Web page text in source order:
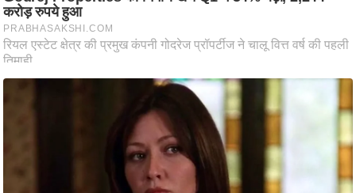
मं
त्रा
रि
ले
रा